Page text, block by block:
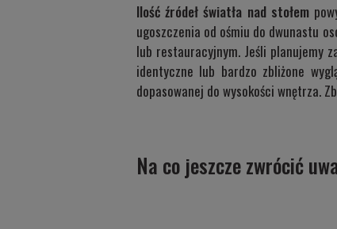
Ilość źródeł światła nad stołem
ugoszczenia od ośmiu do dwunastu
lub restauracyjnym. Jeśli planujemy
identyczne lub bardzo zbliżone
dopasowanej do wysokości wnętrza.
Na co jeszcze zwrócić